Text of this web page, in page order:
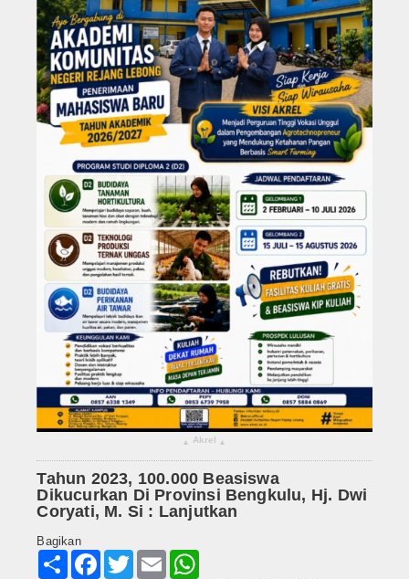
▴ Akrel ▴
Tahun 2023, 100.000 Beasiswa
Dikucurkan Di Provinsi Bengkulu, Hj. Dwi
Coryati, M. Si : Lanjutkan
Bagikan
Share Facebook
Twitter Email